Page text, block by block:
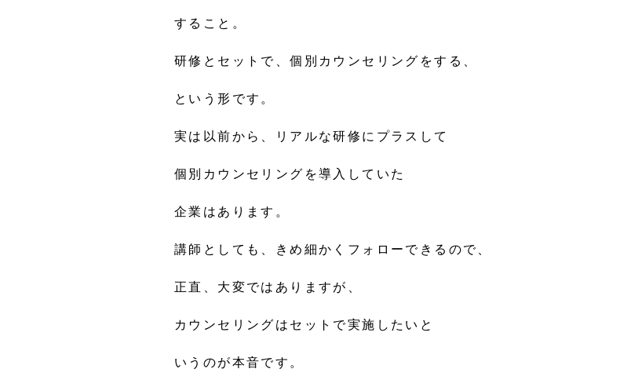
すること。
研修とセットで、個別カウンセリングをする、
という形です。
実は以前から、リアルな研修にプラスして
個別カウンセリングを導入していた
企業はあります。
講師としても、きめ細かくフォローできるので、
正直、大変ではありますが、
カウンセリングはセットで実施したいと
いうのが本音です。